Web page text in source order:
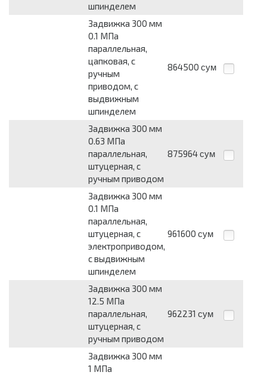
шпинделем
Задвижка 300 мм
0.1 МПа
параллельная,
цапковая, с
ручным
приводом, с
выдвижным
шпинделем
864500 сум
Задвижка 300 мм
0.63 МПа
параллельная,
штуцерная, с
ручным приводом
875964 сум
Задвижка 300 мм
0.1 МПа
параллельная,
штуцерная, с
электроприводом,
с выдвижным
шпинделем
961600 сум
Задвижка 300 мм
12.5 МПа
параллельная,
штуцерная, с
ручным приводом
962231 сум
Задвижка 300 мм
1 МПа